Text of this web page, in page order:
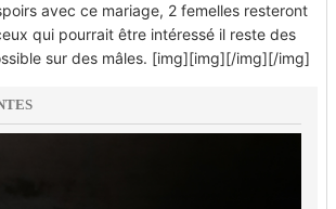
avec ce mariage, 2 femelles resteront
qui pourrait être intéressé il reste des
sur des mâles. [img][img][/img][/img]